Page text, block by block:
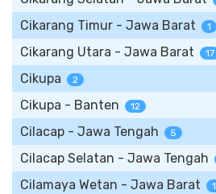
Cikarang Timur - Jawa Barat 1
Cikarang Utara - Jawa Barat 17
Cikupa 2
Cikupa - Banten 12
Cilacap - Jawa Tengah 5
Cilacap Selatan - Jawa Tengah
Cilamaya Wetan - Jawa Barat 1